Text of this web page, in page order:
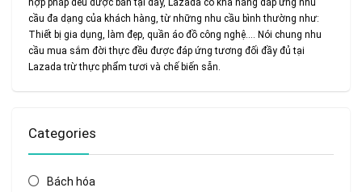
hợp pháp đều được bán tại đây, Lazada có khả năng đáp ứng nhu
cầu đa dạng của khách hàng, từ những nhu cầu bình thường như:
Thiết bị gia dụng, làm đẹp, quần áo đồ công nghệ…. Nói chung nhu
cầu mua sắm đời thực đều được đáp ứng tương đối đầy đủ tại
Lazada trừ thực phẩm tươi và chế biến sẵn.
Categories
Bách hóa